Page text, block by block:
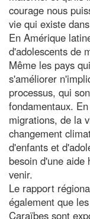
courage nous
vie qui existe
En Amérique
d'adolescents de
Même les pays
s'améliorer
processus, qui
fondamentaux.
migrations, de la
changement
d'enfants et
besoin d'une aide
venir.
Le rapport
également que
Caraïbes sont